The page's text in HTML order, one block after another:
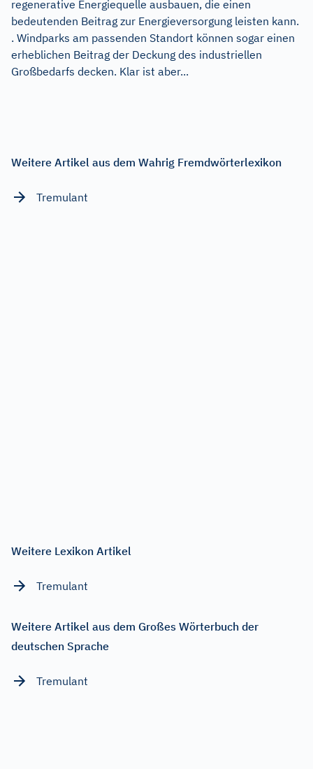
regenerative Energiequelle ausbauen, die einen
bedeutenden Beitrag zur Energieversorgung leisten kann.
. Windparks am passenden Standort können sogar einen
erheblichen Beitrag der Deckung des industriellen
Großbedarfs decken. Klar ist aber...
Weitere Artikel aus dem Wahrig Fremdwörterlexikon
Tremulant
Weitere Lexikon Artikel
Tremulant
Weitere Artikel aus dem Großes Wörterbuch der
deutschen Sprache
Tremulant